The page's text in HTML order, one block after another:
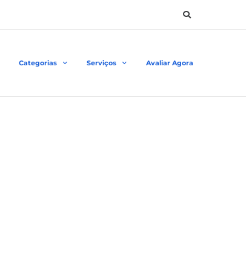
Categorias Serviços Avaliar Agora